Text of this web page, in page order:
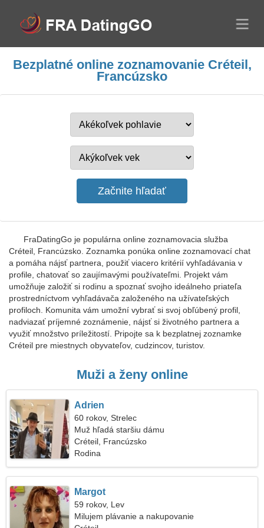
Bezplatné online zoznamovanie Créteil,
Francúzsko
FraDatingGo je populárna online zoznamovacia služba
Créteil, Francúzsko. Zoznamka ponúka online zoznamovací chat
a pomáha nájsť partnera, použiť viacero kritérií vyhľadávania v
profile, chatovať so zaujímavými používateľmi. Projekt vám
umožňuje založiť si rodinu a spoznať svojho ideálneho priateľa
prostredníctvom vyhľadávača založeného na užívateľských
profiloch. Komunita vám umožní vybrať si svoj obľúbený profil,
nadviazať príjemné zoznámenie, nájsť si životného partnera a
využiť množstvo príležitostí. Pripojte sa k bezplatnej zoznamke
Créteil pre miestnych obyvateľov, cudzincov, turistov.
Muži a ženy online
Adrien
60 rokov, Strelec
Muž hľadá staršiu dámu
Créteil, Francúzsko
Rodina
Margot
59 rokov, Lev
Milujem plávanie a nakupovanie